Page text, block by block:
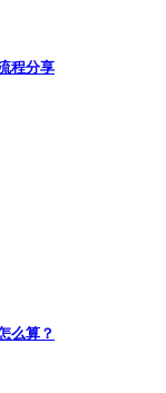
程分享
么算？